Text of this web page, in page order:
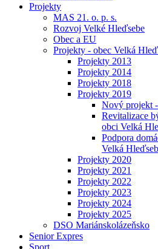
Projekty
MAS 21. o. p. s.
Rozvoj Velké Hleďsebe
Obec a EU
Projekty - obec Velká
Projekty 2013
Projekty 2014
Projekty 2018
Projekty 2019
Nový projekt
Revitalizace
obci Velká
Podpora
Velká
Projekty 2020
Projekty 2021
Projekty 2022
Projekty 2023
Projekty 2024
Projekty 2025
DSO Mariánskolázeňsko
Senior Expres
Sport